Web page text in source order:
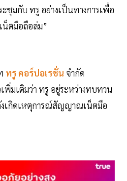
มกับ ทรู อย่างเป็นทางการเพื่อ
ตมือถือล่ม”
ทรู คอร์ปอเรชั่น จำกัด
มเติมว่า ทรู อยู่ระหว่างทบทวน
งเกิดเหตุการณ์สัญญาณเน็ตมือ